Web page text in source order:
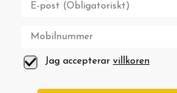
Jag accepterar villkoren